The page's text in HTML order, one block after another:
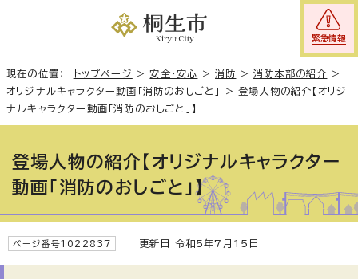
緊急情報
現在の位置： トップページ >安全・安心 >消防 >消防本部の紹介
>
オリジナルキャラクター動画「消防のおしごと」
>登場人物の紹介【オリジ
ナルキャラクター動画「消防のおしごと」】
登場人物の紹介【オリジナルキャラクター
動画「消防のおしごと」】
ページ番号1022837 更新日 令和5年7月15日